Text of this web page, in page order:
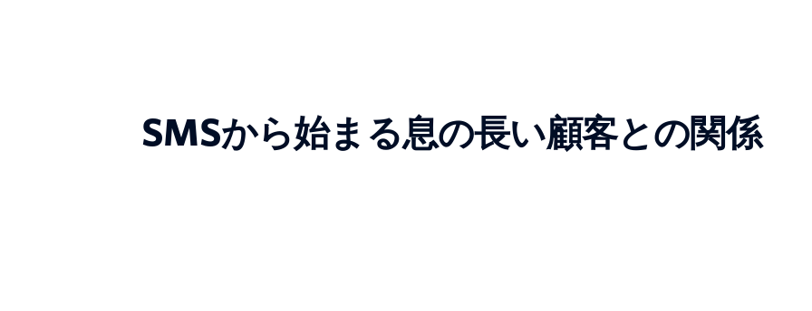
SMSから始まる息の長い顧客との関係